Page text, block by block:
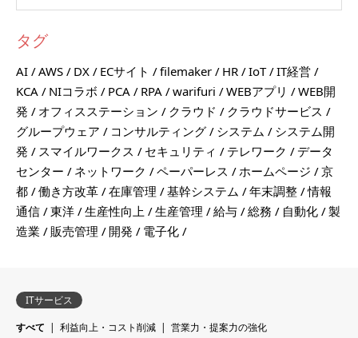
タグ
AI AWS DX ECサイト filemaker HR IoT
IT経営
KCA
NIコラボ PCA RPA warifuri WEBアプリ
WEB開
発
オフィスステーション クラウド
クラウドサービス
グループウェア
コンサルティング システム
システム開
発
スマイルワークス セキュリティ テレワーク
データ
センター
ネットワーク ペーパーレス ホームページ
京
都
働き方改革 在庫管理 基幹システム 年末調整
情報
通信
東洋 生産性向上 生産管理 給与 総務 自動化
製
造業
販売管理 開発 電子化
ITサービス
すべて
利益向上・コスト削減
営業力・提案力の強化